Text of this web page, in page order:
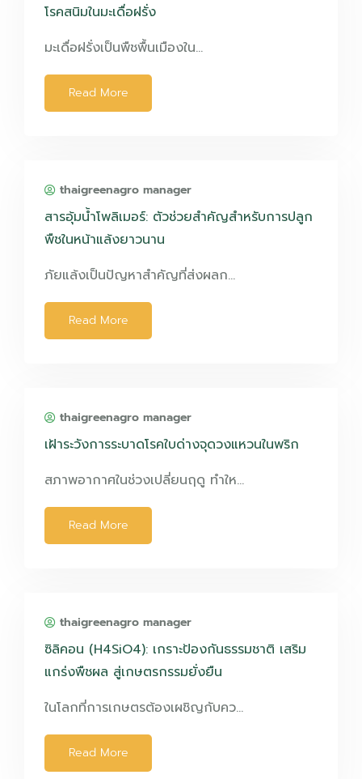
โรคสนิมในมะเดื่อฝรั่ง
มะเดื่อฝรั่งเป็นพืชพื้นเมืองใน…
Read More
thaigreenagro manager
สารอุ้มน้ำโพลิเมอร์: ตัวช่วยสำคัญสำหรับการปลูก
พืชในหน้าแล้งยาวนาน
ภัยแล้งเป็นปัญหาสำคัญที่ส่งผลก…
Read More
thaigreenagro manager
เฝ้าระวังการระบาดโรคใบด่างจุดวงแหวนในพริก
สภาพอากาศในช่วงเปลี่ยนฤดู ทำให…
Read More
thaigreenagro manager
ซิลิคอน (H4SiO4): เกราะป้องกันธรรมชาติ เสริม
แกร่งพืชผล สู่เกษตรกรรมยั่งยืน
ในโลกที่การเกษตรต้องเผชิญกับคว…
Read More